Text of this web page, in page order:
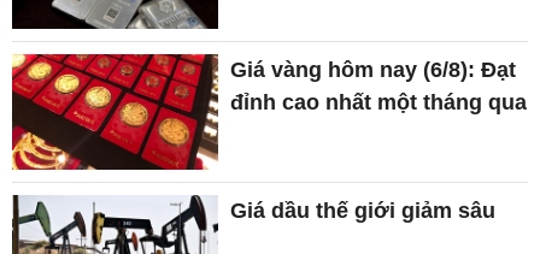
Giá vàng hôm nay (6/8): Đạt
đỉnh cao nhất một tháng qua
Giá dầu thế giới giảm sâu